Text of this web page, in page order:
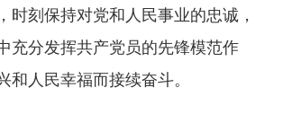
时刻保持对党和人民事业的忠诚，
充分发挥共产党员的先锋模范作
和人民幸福而接续奋斗。